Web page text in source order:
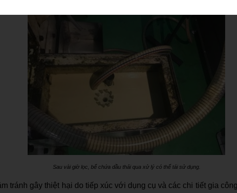
Sau vài giờ lọc, bể chứa dầu thải qua xử lý có thể tái sử dụng.
tránh gây thiệt hại do tiếp xúc với dụng cụ và các chi tiết gia